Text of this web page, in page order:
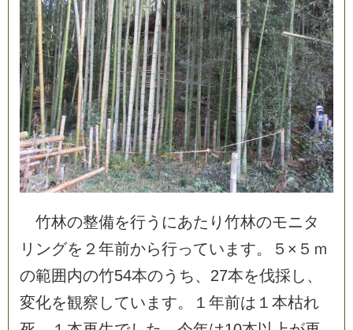
竹林の整備を行う にあた り 竹林のモニタ
リ ングを ２ 年前から行ってい ま す。 ５ × ５ ｍ
の範囲内の竹54本のう ち、 27本を伐採 し 、
変化を観察 してい ま す。 １ 年前は １ 本枯れ